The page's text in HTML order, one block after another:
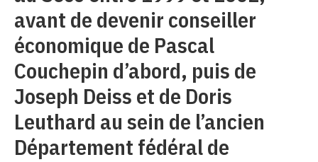
avant de devenir conseiller
économique de Pascal
Couchepin d’abord, puis de
Joseph Deiss et de Doris
Leuthard au sein de l’ancien
Département fédéral de